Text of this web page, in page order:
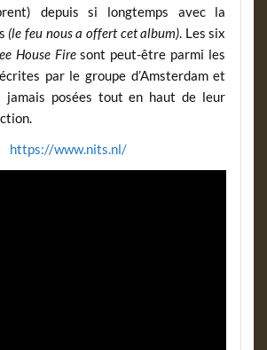
depuis si longtemps avec la
(le feu nous a offert cet album). Les six
House Firesont peut-être parmi les
par le groupe d’Amsterdam et
jamais posées tout en haut de leur
https://www.nits.nl/